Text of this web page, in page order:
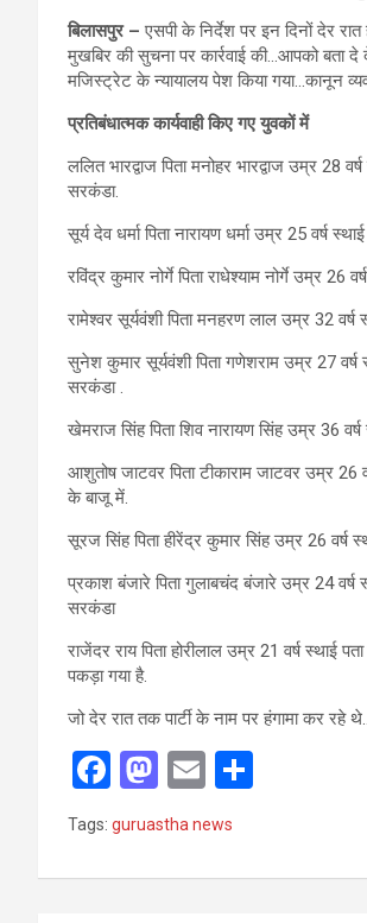
बिलासपुर – एसपी के निर्देश पर इन दिनों देर
मुखबिर की सुचना पर कार्रवाई की…आपको बता दे
मजिस्ट्रेट के न्यायालय पेश किया गया…कानून
प्रतिबंधात्मक कार्यवाही किए गए युवकों में
ललित भारद्वाज पिता मनोहर भारद्वाज उम्र 28
सरकंडा.
सूर्य देव धर्मा पिता नारायण धर्मा उम्र 25 वर्ष
रविंद्र कुमार नोर्गे पिता राधेश्याम नोर्गे उम्र
रामेश्वर सूर्यवंशी पिता मनहरण लाल उम्र 32
सुनेश कुमार सूर्यवंशी पिता गणेशराम उम्र 27 वर्ष
सरकंडा .
खेमराज सिंह पिता शिव नारायण सिंह उम्र 36
आशुतोष जाटवर पिता टीकाराम जाटवर उम्र 26
के बाजू में.
सूरज सिंह पिता हीरेंद्र कुमार सिंह उम्र 26 वर्ष
प्रकाश बंजारे पिता गुलाबचंद बंजारे उम्र 24 वर्ष
सरकंडा
राजेंदर राय पिता होरीलाल उम्र 21 वर्ष स्थाई
पकड़ा गया है.
जो देर रात तक पार्टी के नाम पर हंगामा कर रहे
F
ce
b
M
a
st
o
E
ail
e
Tags: guruastha news